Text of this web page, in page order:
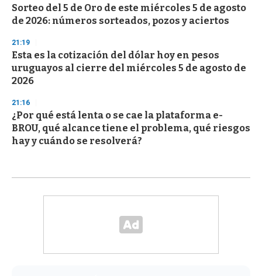
Sorteo del 5 de Oro de este miércoles 5 de agosto
de 2026: números sorteados, pozos y aciertos
21:19
Esta es la cotización del dólar hoy en pesos
uruguayos al cierre del miércoles 5 de agosto de
2026
21:16
¿Por qué está lenta o se cae la plataforma e-
BROU, qué alcance tiene el problema, qué riesgos
hay y cuándo se resolverá?